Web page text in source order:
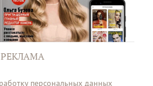
РЕКЛАМА
персональных данных